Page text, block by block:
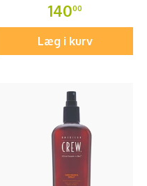
14000
Læg i kurv